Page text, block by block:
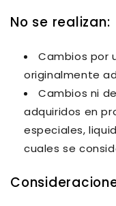
No se realizan:
Cambios por
originalmente
Cambios ni
adquiridos en
especiales,
cuales se